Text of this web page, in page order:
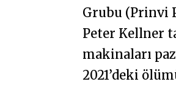
Grubu (Prinvi
Peter Kellner
makinaları
2021’deki